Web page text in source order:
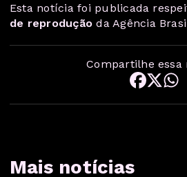
Esta notícia foi publicada
de reprodução da Agência
Compartilhe essa
Mais notícias